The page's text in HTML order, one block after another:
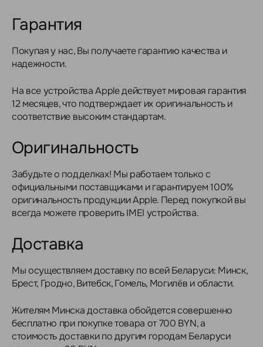
Гарантия
Покупая у нас, Вы получаете гарантию качества и
надежности.
На все устройства Apple действует мировая гарантия
12 месяцев, что подтверждает их оригинальность и
соответствие высоким стандартам.
Оригинальность
Забудьте о подделках! Мы работаем только с
официальными поставщиками и гарантируем 100%
оригинальность продукции Apple. Перед покупкой вы
всегда можете проверить IMEI устройства.
Доставка
Мы осуществляем доставку по всей Беларуси: Минск,
Брест, Гродно, Витебск, Гомель, Могилёв и области.
Жителям Минска доставка обойдется совершенно
бесплатно при покупке товара от 700 BYN, а
стоимость доставки по другим городам Беларуси